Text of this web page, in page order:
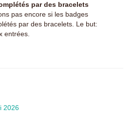
par des bracelets
pas encore si les badges
par des bracelets. Le but:
entrées.
2026